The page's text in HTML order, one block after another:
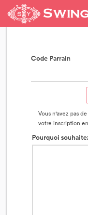
Code Parrain
Vous n'avez pas
votre inscription
Pourquoi